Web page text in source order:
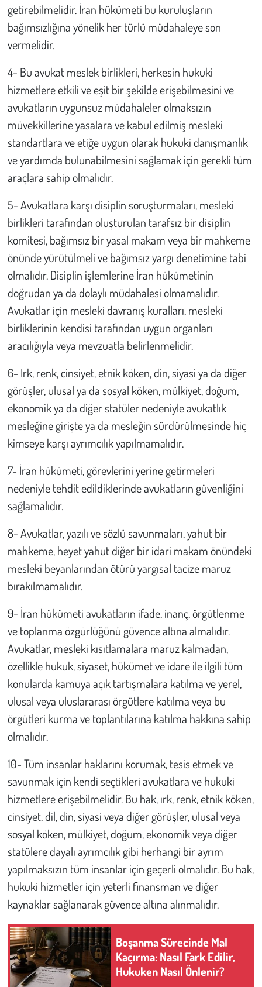
getirebilmelidir. İran hükümeti bu kuruluşların
bağımsızlığına yönelik her türlü müdahaleye son
vermelidir.
4- Bu avukat meslek birlikleri, herkesin hukuki
hizmetlere etkili ve eşit bir şekilde erişebilmesini ve
avukatların uygunsuz müdahaleler olmaksızın
müvekkillerine yasalara ve kabul edilmiş mesleki
standartlara ve etiğe uygun olarak hukuki danışmanlık
ve yardımda bulunabilmesini sağlamak için gerekli tüm
araçlara sahip olmalıdır.
5- Avukatlara karşı disiplin soruşturmaları, mesleki
birlikleri tarafından oluşturulan tarafsız bir disiplin
komitesi, bağımsız bir yasal makam veya bir mahkeme
önünde yürütülmeli ve bağımsız yargı denetimine tabi
olmalıdır. Disiplin işlemlerine İran hükümetinin
doğrudan ya da dolaylı müdahalesi olmamalıdır.
Avukatlar için mesleki davranış kuralları, mesleki
birliklerinin kendisi tarafından uygun organları
aracılığıyla veya mevzuatla belirlenmelidir.
6- Irk, renk, cinsiyet, etnik köken, din, siyasi ya da diğer
görüşler, ulusal ya da sosyal köken, mülkiyet, doğum,
ekonomik ya da diğer statüler nedeniyle avukatlık
mesleğine girişte ya da mesleğin sürdürülmesinde hiç
kimseye karşı ayrımcılık yapılmamalıdır.
7- İran hükümeti, görevlerini yerine getirmeleri
nedeniyle tehdit edildiklerinde avukatların güvenliğini
sağlamalıdır.
8- Avukatlar, yazılı ve sözlü savunmaları, yahut bir
mahkeme, heyet yahut diğer bir idari makam önündeki
mesleki beyanlarından ötürü yargısal tacize maruz
bırakılmamalıdır.
9- İran hükümeti avukatların ifade, inanç, örgütlenme
ve toplanma özgürlüğünü güvence altına almalıdır.
Avukatlar, mesleki kısıtlamalara maruz kalmadan,
özellikle hukuk, siyaset, hükümet ve idare ile ilgili tüm
konularda kamuya açık tartışmalara katılma ve yerel,
ulusal veya uluslararası örgütlere katılma veya bu
örgütleri kurma ve toplantılarına katılma hakkına sahip
olmalıdır.
10- Tüm insanlar haklarını korumak, tesis etmek ve
savunmak için kendi seçtikleri avukatlara ve hukuki
hizmetlere erişebilmelidir. Bu hak, ırk, renk, etnik köken,
cinsiyet, dil, din, siyasi veya diğer görüşler, ulusal veya
sosyal köken, mülkiyet, doğum, ekonomik veya diğer
statülere dayalı ayrımcılık gibi herhangi bir ayrım
yapılmaksızın tüm insanlar için geçerli olmalıdır. Bu hak,
hukuki hizmetler için yeterli finansman ve diğer
kaynaklar sağlanarak güvence altına alınmalıdır.
Boşanma Sürecinde Mal
Kaçırma: Nasıl Fark Edilir,
Hukuken Nasıl Önlenir?